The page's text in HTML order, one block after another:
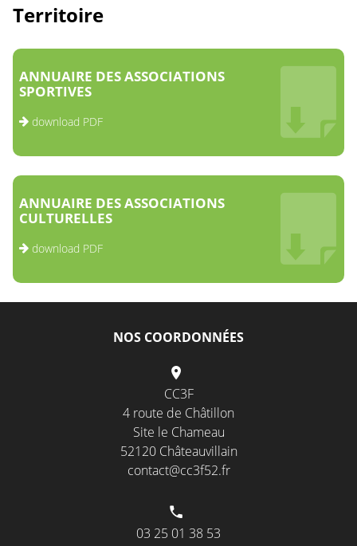
Territoire
ANNUAIRE DES ASSOCIATIONS
SPORTIVES
download PDF
ANNUAIRE DES ASSOCIATIONS
CULTURELLES
download PDF
NOS COORDONNÉES
CC3F
4 route de Châtillon
Site le Chameau
52120 Châteauvillain
contact@cc3f52.fr
03 25 01 38 53